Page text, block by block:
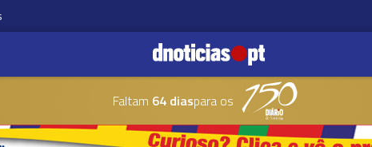
Faltam 64 diaspara os